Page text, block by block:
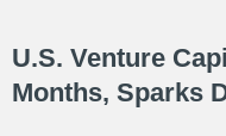
U.S. Venture
Months, Sparks